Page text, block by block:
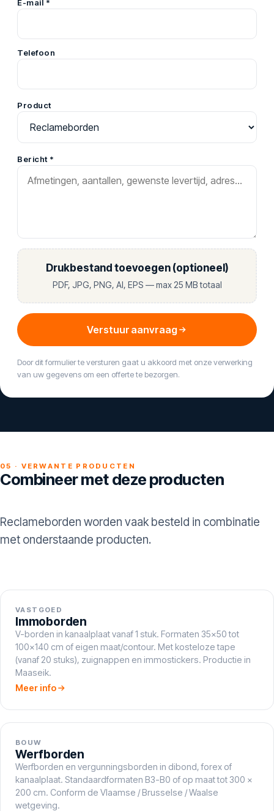
E-mail *
Telefoon
Product
Bericht *
Drukbestand toevoegen (optioneel)
PDF, JPG, PNG, AI, EPS — max 25 MB totaal
Verstuur aanvraag
Door dit formulier te versturen gaat u akkoord met onze verwerking
van uw gegevens om een offerte te bezorgen.
05 · VERWANTE PRODUCTEN
Combineer met deze producten
Reclameborden worden vaak besteld in combinatie
met onderstaande producten.
VASTGOED
Immoborden
V-borden in kanaalplaat vanaf 1 stuk. Formaten 35×50 tot
100×140 cm of eigen maat/contour. Met kosteloze tape
(vanaf 20 stuks), zuignappen en immostickers. Productie in
Maaseik.
Meer info
BOUW
Werfborden
Werfborden en vergunningsborden in dibond, forex of
kanaalplaat. Standaardformaten B3-B0 of op maat tot 300 ×
200 cm. Conform de Vlaamse / Brusselse / Waalse
wetgeving.